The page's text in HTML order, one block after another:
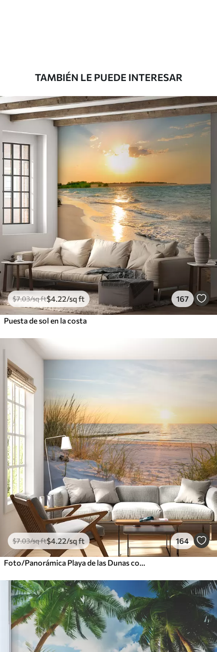
Peel and Stick
12.77$7.66/sq ft
TAMBIÉN LE PUEDE INTERESAR
$7.03/sq ft$4 .22/sq ft 167
Puesta de sol en la costa
$7.03/sq ft$4 .22/sq ft 164